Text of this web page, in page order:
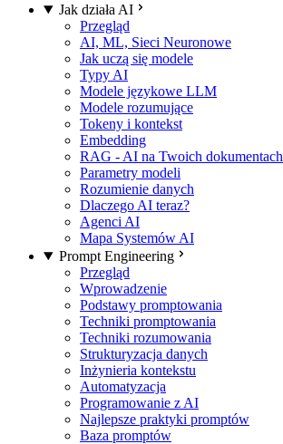
Jak działa AI
Przegląd
AI, ML, Sieci Neuronowe
Jak uczą się modele
Typy AI
Modele językowe LLM
Modele rozumujące
Tokeny i kontekst
Embedding
RAG - AI na Twoich dokumentach
Parametry modeli
Rozumienie danych
Dlaczego AI teraz?
Agenci AI
Mapa Systemów AI
Prompt Engineering
Przegląd
Wprowadzenie
Podstawy promptowania
Techniki promptowania
Techniki rozumowania
Strukturyzacja danych
Inżynieria kontekstu
Automatyzacja
Programowanie z AI
Najlepsze praktyki promptów
Baza promptów